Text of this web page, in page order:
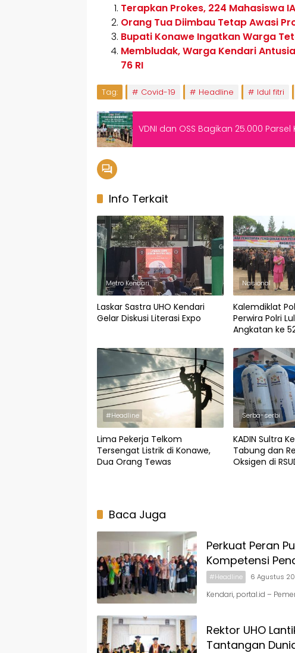
Terapkan Prokes, 224 Mahasiswa
Orang Tua Diimbau Tetap Awasi
Bupati Konawe Ingatkan Warga
Membludak, Warga Kendari
76 RI
Tag: Covid-19 Headline Idul fitri
VDNI dan OSS Bagikan 25.000
Info Terkait
Metro Kendari
Laskar Sastra UHO Kendari
Gelar Diskusi Literasi Expo
Nasional
Kalemdiklat
Perwira Polri
Angkatan ke
#Headline
Lima Pekerja Telkom
Tersengat Listrik di Konawe,
Dua Orang Tewas
Serba-serbi
KADIN Sultra
Tabung dan
Oksigen di
Baca Juga
Perkuat Peran
Kompetensi
#Headline 6 Agustus
Kendari, portal.id –
Rektor UHO
Tantangan